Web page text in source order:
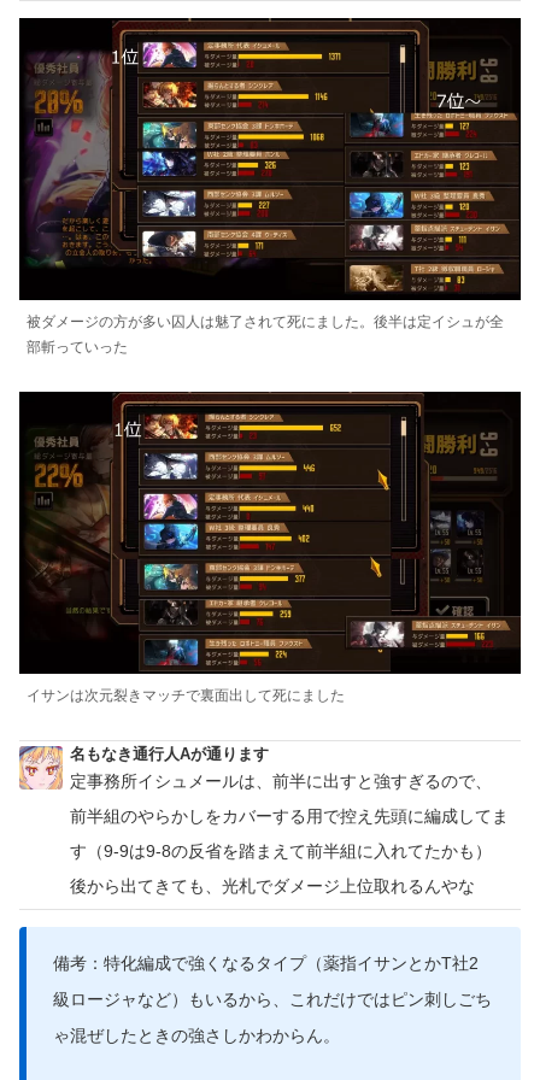
被ダメージの方が多い囚人は魅了されて死にました。後半は定イシュが全
部斬っていった
イサンは次元裂きマッチで裏面出して死にました
名もなき通行人Aが通ります
定事務所イシュメールは、前半に出すと強すぎるので、
前半組のやらかしをカバーする用で控え先頭に編成してま
す（9-9は9-8の反省を踏まえて前半組に入れてたかも）
後から出てきても、光札でダメージ上位取れるんやな
備考：特化編成で強くなるタイプ（薬指イサンとかT社2
級ロージャなど）もいるから、これだけではピン刺しごち
ゃ混ぜしたときの強さしかわからん。